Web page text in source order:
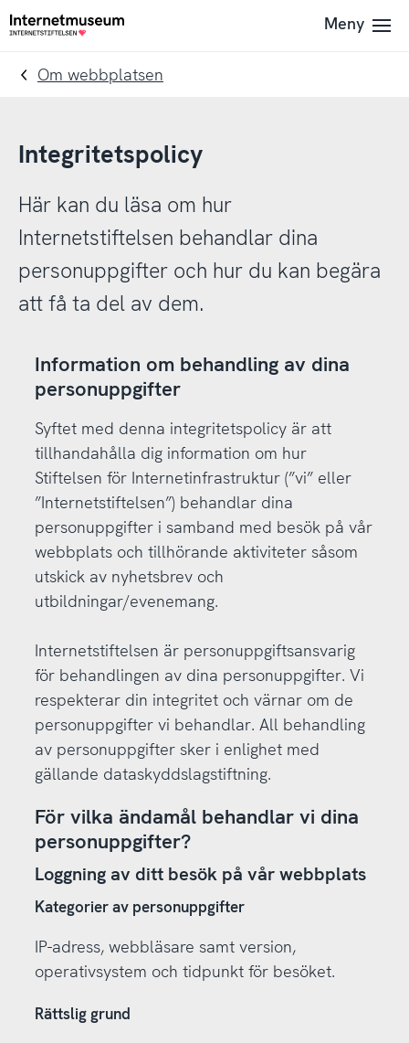
To
navigation
Till
innehållet
Till
Meny
Om webbplatsen
Integritetspolicy
Här kan du läsa om hur
Internetstiftelsen behandlar dina
personuppgifter och hur du kan begära
att få ta del av dem.
Information om behandling av dina
personuppgifter
Syftet med denna integritetspolicy är att
tillhandahålla dig information om hur
Stiftelsen för Internetinfrastruktur (”vi” eller
”Internetstiftelsen”) behandlar dina
personuppgifter i samband med besök på vår
webbplats och tillhörande aktiviteter såsom
utskick av nyhetsbrev och
utbildningar/evenemang.
Internetstiftelsen är personuppgiftsansvarig
för behandlingen av dina personuppgifter. Vi
respekterar din integritet och värnar om de
personuppgifter vi behandlar. All behandling
av personuppgifter sker i enlighet med
gällande dataskyddslagstiftning.
För vilka ändamål behandlar vi dina
personuppgifter?
Loggning av ditt besök på vår webbplats
Kategorier av personuppgifter
IP-adress, webbläsare samt version,
operativsystem och tidpunkt för besöket.
Rättslig grund